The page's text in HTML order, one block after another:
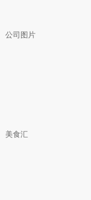
公司图片
美食汇